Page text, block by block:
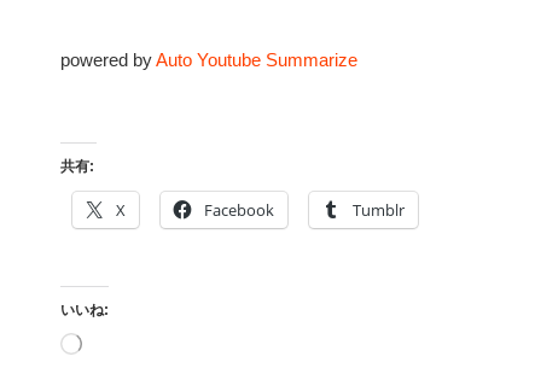
powered byAuto Youtube Summarize
共有:
X Facebook Tumblr
いいね:
読
み